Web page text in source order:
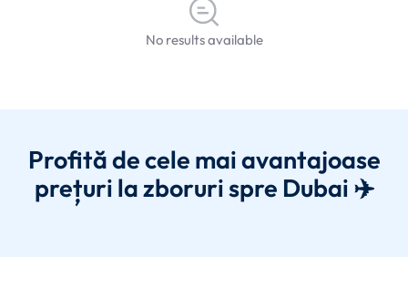
No results available
Profită de cele mai avantajoase
prețuri la zboruri spre Dubai ✈️